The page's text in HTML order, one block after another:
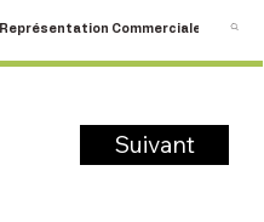
Représentation Commerciale SAV
Suivant